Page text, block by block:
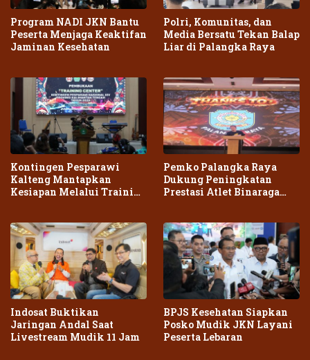
Program NADI JKN Bantu
Peserta Menjaga Keaktifan
Jaminan Kesehatan
Polri, Komunitas, dan
Media Bersatu Tekan Balap
Liar di Palangka Raya
Kontingen Pesparawi
Kalteng Mantapkan
Kesiapan Melalui Training
Pemko Palangka Raya
Dukung Peningkatan
Prestasi Atlet Binaraga
Indosat Buktikan
Jaringan Andal Saat
Livestream Mudik 11 Jam
BPJS Kesehatan Siapkan
Posko Mudik JKN Layani
Peserta Lebaran